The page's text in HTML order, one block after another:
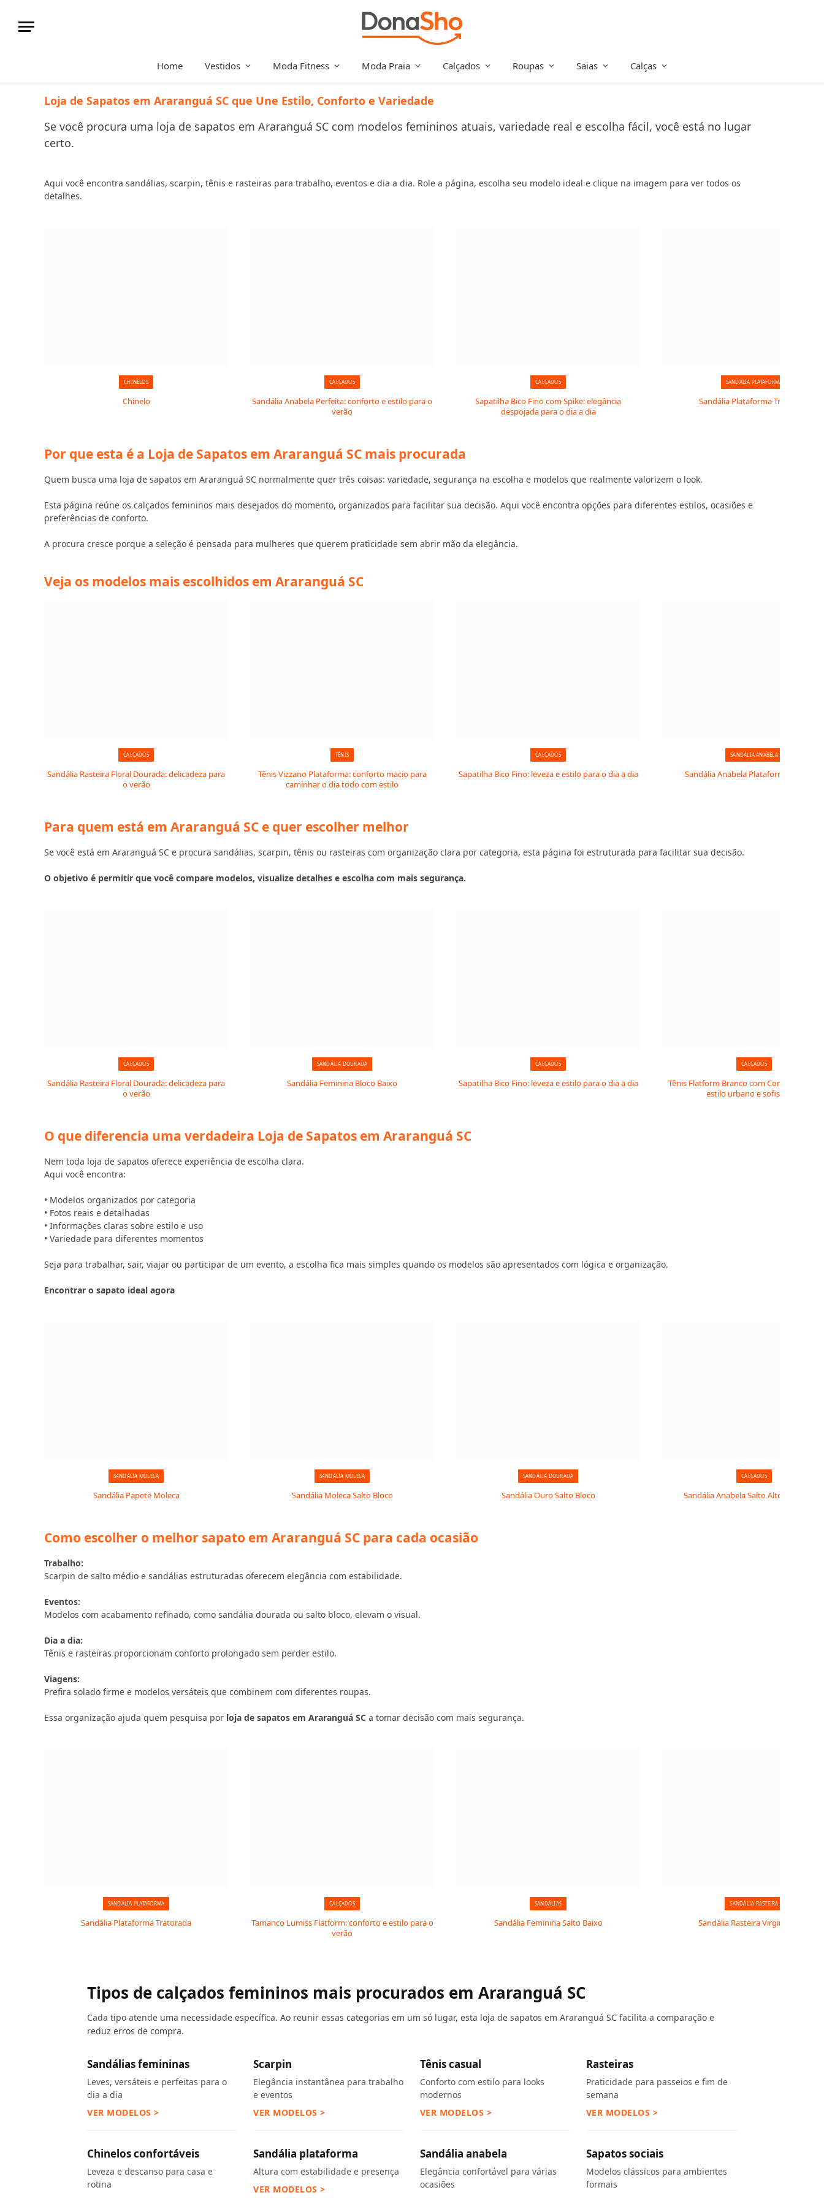
Home Vestidos Moda Fitness Moda Praia Calçados Roupas Saias Calças
Loja de Sapatos em Araranguá SC que Une Estilo, Conforto e Variedade
Se você procura uma loja de sapatos em Araranguá SC com modelos femininos atuais, variedade real e escolha fácil, você está no lugar
certo.
Aqui você encontra sandálias, scarpin, tênis e rasteiras para trabalho, eventos e dia a dia. Role a página, escolha seu modelo ideal e clique na imagem para ver todos os
detalhes.
CHINELOS
Chinelo
CALÇADOS
Sandália Anabela Perfeita: conforto e estilo para o
verão
CALÇADOS
Sapatilha Bico Fino com Spike: elegância
despojada para o dia a dia
SANDÁLIA PLATAFORMA
Sandália Plataforma Tratorada
Por que esta é a Loja de Sapatos em Araranguá SC mais procurada
Quem busca uma loja de sapatos em Araranguá SC normalmente quer três coisas: variedade, segurança na escolha e modelos que realmente valorizem o look.
Esta página reúne os calçados femininos mais desejados do momento, organizados para facilitar sua decisão. Aqui você encontra opções para diferentes estilos, ocasiões e
preferências de conforto.
A procura cresce porque a seleção é pensada para mulheres que querem praticidade sem abrir mão da elegância.
Veja os modelos mais escolhidos em Araranguá SC
CALÇADOS
Sandália Rasteira Floral Dourada: delicadeza para
o verão
TÊNIS
Tênis Vizzano Plataforma: conforto macio para
caminhar o dia todo com estilo
CALÇADOS
Sapatilha Bico Fino: leveza e estilo para o dia a dia
SANDÁLIA ANABELA
Sandália Anabela Plataforma de Strass
Para quem está em Araranguá SC e quer escolher melhor
Se você está em Araranguá SC e procura sandálias, scarpin, tênis ou rasteiras com organização clara por categoria, esta página foi estruturada para facilitar sua decisão.
O objetivo é permitir que você compare modelos, visualize detalhes e escolha com mais segurança.
CALÇADOS
Sandália Rasteira Floral Dourada: delicadeza para
o verão
SANDÁLIA DOURADA
Sandália Feminina Bloco Baixo
CALÇADOS
Sapatilha Bico Fino: leveza e estilo para o dia a dia
CALÇADOS
Tênis Flatform Branco com Corrente de
estilo urbano e sofisticado
O que diferencia uma verdadeira Loja de Sapatos em Araranguá SC
Nem toda loja de sapatos oferece experiência de escolha clara.
Aqui você encontra:
• Modelos organizados por categoria
• Fotos reais e detalhadas
• Informações claras sobre estilo e uso
• Variedade para diferentes momentos
Seja para trabalhar, sair, viajar ou participar de um evento, a escolha fica mais simples quando os modelos são apresentados com lógica e organização.
Encontrar o sapato ideal agora
SANDÁLIA MOLECA
Sandália Papete Moleca
SANDÁLIA MOLECA
Sandália Moleca Salto Bloco
SANDÁLIA DOURADA
Sandália Ouro Salto Bloco
CALÇADOS
Sandália Anabela Salto Alto Plataforma
Como escolher o melhor sapato em Araranguá SC para cada ocasião
Trabalho:
Scarpin de salto médio e sandálias estruturadas oferecem elegância com estabilidade.
Eventos:
Modelos com acabamento refinado, como sandália dourada ou salto bloco, elevam o visual.
Dia a dia:
Tênis e rasteiras proporcionam conforto prolongado sem perder estilo.
Viagens:
Prefira solado firme e modelos versáteis que combinem com diferentes roupas.
Essa organização ajuda quem pesquisa por loja de sapatos em Araranguá SC a tomar decisão com mais segurança.
SANDÁLIA PLATAFORMA
Sandália Plataforma Tratorada
CALÇADOS
Tamanco Lumiss Flatform: conforto e estilo para o
verão
SANDÁLIAS
Sandália Feminina Salto Baixo
SANDÁLIA RASTEIRA
Sandália Rasteira Virginia Luxo
Tipos de calçados femininos mais procurados em Araranguá SC
Cada tipo atende uma necessidade específica. Ao reunir essas categorias em um só lugar, esta loja de sapatos em Araranguá SC facilita a comparação e
reduz erros de compra.
Sandálias femininas
Leves, versáteis e perfeitas para o
dia a dia
VER MODELOS >
Scarpin
Elegância instantânea para trabalho
e eventos
VER MODELOS >
Tênis casual
Conforto com estilo para looks
modernos
VER MODELOS >
Rasteiras
Praticidade para passeios e fim de
semana
VER MODELOS >
Chinelos confortáveis
Leveza e descanso para casa e
rotina
Sandália plataforma
Altura com estabilidade e presença
VER MODELOS >
Sandália anabela
Elegância confortável para várias
ocasiões
Sapatos sociais
Modelos clássicos para ambientes
formais